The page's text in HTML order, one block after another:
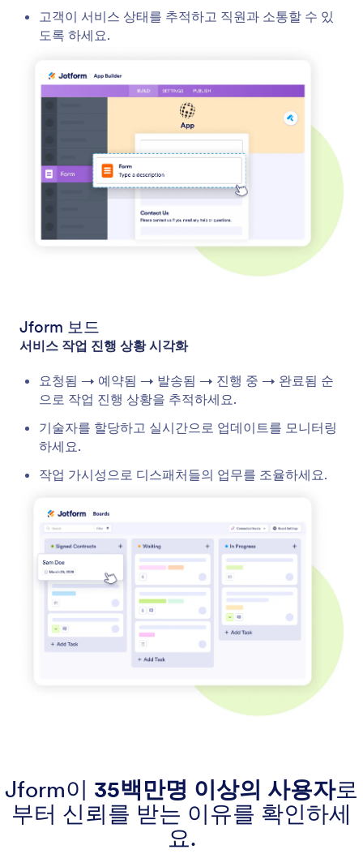
고객이 서비스 상태를 추적하고 직원과 소통할 수 있
도록 하세요.
Jform 보드
서비스 작업 진행 상황 시각화
요청됨 → 예약됨 → 발송됨 → 진행 중 → 완료됨 순
으로 작업 진행 상황을 추적하세요.
기술자를 할당하고 실시간으로 업데이트를 모니터링
하세요.
작업 가시성으로 디스패처들의 업무를 조율하세요.
Jform이 35백만명 이상의 사용자로
부터 신뢰를 받는 이유를 확인하세
요.